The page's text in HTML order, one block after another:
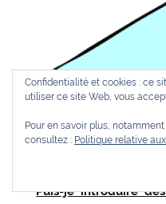
Puis-je introduire
Confidentialité et cookies : ce
utiliser ce site Web, vous
Pour en savoir plus,
consultez : Politique relative